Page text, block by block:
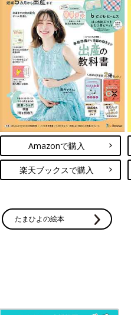
Amazonで購入
楽天ブックスで購入
たまひよの絵本